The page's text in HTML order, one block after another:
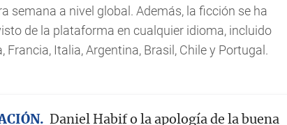
semana a nivel global. Además, la ficción se ha
de la plataforma en cualquier idioma, incluido
Francia, Italia, Argentina, Brasil, Chile y Portugal.
Daniel Habif o la apología de la buena